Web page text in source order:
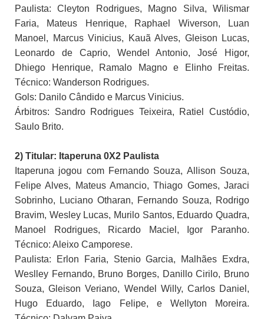
Paulista: Cleyton Rodrigues, Magno Silva, Wilismar
Faria, Mateus Henrique, Raphael Wiverson, Luan
Manoel, Marcus Vinicius, Kauã Alves, Gleison Lucas,
Leonardo de Caprio, Wendel Antonio, José Higor,
Dhiego Henrique, Ramalo Magno e Elinho Freitas.
Técnico: Wanderson Rodrigues.
Gols: Danilo Cândido e Marcus Vinicius.
Árbitros: Sandro Rodrigues Teixeira, Ratiel Custódio,
Saulo Brito.
2) Titular: Itaperuna 0X2 Paulista
Itaperuna jogou com Fernando Souza, Allison Souza,
Felipe Alves, Mateus Amancio, Thiago Gomes, Jaraci
Sobrinho, Luciano Otharan, Fernando Souza, Rodrigo
Bravim, Wesley Lucas, Murilo Santos, Eduardo Quadra,
Manoel Rodrigues, Ricardo Maciel, Igor Paranho.
Técnico: Aleixo Camporese.
Paulista: Erlon Faria, Stenio Garcia, Malhães Exdra,
Weslley Fernando, Bruno Borges, Danillo Cirilo, Bruno
Souza, Gleison Veriano, Wendel Willy, Carlos Daniel,
Hugo Eduardo, Iago Felipe, e Wellyton Moreira.